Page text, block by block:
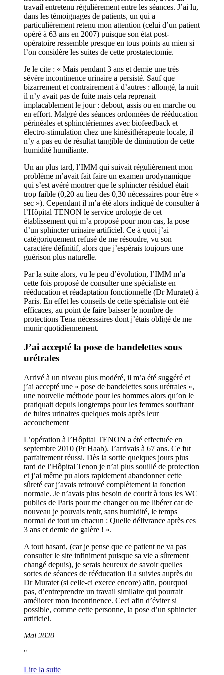
travail entretenu régulièrement entre les séances. J’ai lu,
dans les témoignages de patients, un qui a
particulièrement retenu mon attention (celui d’un patient
opéré à 63 ans en 2007) puisque son état post-
opératoire ressemble presque en tous points au mien si
l’on considère les suites de cette prostatectomie.
Je le cite : « Mais pendant 3 ans et demie une très
sévère incontinence urinaire a persisté. Sauf que
bizarrement et contrairement à d’autres : allongé, la nuit
il n’y avait pas de fuite mais cela reprenait
implacablement le jour : debout, assis ou en marche ou
en effort. Malgré des séances ordonnées de rééducation
périnéales et sphinctériennes avec biofeedback et
électro-stimulation chez une kinésithérapeute locale, il
n’y a pas eu de résultat tangible de diminution de cette
humidité humiliante.
Un an plus tard, l’IMM qui suivait régulièrement mon
problème m’avait fait faire un examen urodynamique
qui s’est avéré montrer que le sphincter résiduel était
trop faible (0,20 au lieu des 0,30 nécessaires pour être «
sec »). Cependant il m’a été alors indiqué de consulter à
l’Hôpital TENON le service urologie de cet
établissement qui m’a proposé pour mon cas, la pose
d’un sphincter urinaire artificiel. Ce à quoi j’ai
catégoriquement refusé de me résoudre, vu son
caractère définitif, alors que j’espérais toujours une
guérison plus naturelle.
Par la suite alors, vu le peu d’évolution, l’IMM m’a
cette fois proposé de consulter une spécialiste en
rééducation et réadaptation fonctionnelle (Dr Muratet) à
Paris. En effet les conseils de cette spécialiste ont été
efficaces, au point de faire baisser le nombre de
protections Tena nécessaires dont j’étais obligé de me
munir quotidiennement.
J’ai accepté la pose de bandelettes sous
urétrales
Arrivé à un niveau plus modéré, il m’a été suggéré et
j’ai accepté une « pose de bandelettes sous urétrales »,
une nouvelle méthode pour les hommes alors qu’on le
pratiquait depuis longtemps pour les femmes souffrant
de fuites urinaires quelques mois après leur
accouchement
L’opération à l’Hôpital TENON a été effectuée en
septembre 2010 (Pr Haab). J’arrivais à 67 ans. Ce fut
parfaitement réussi. Dès la sortie quelques jours plus
tard de l’Hôpital Tenon je n’ai plus souillé de protection
et j’ai même pu alors rapidement abandonner cette
sûreté car j’avais retrouvé complètement la fonction
normale. Je n’avais plus besoin de courir à tous les WC
publics de Paris pour me changer ou me libérer car de
nouveau je pouvais tenir, sans humidité, le temps
normal de tout un chacun : Quelle délivrance après ces
3 ans et demie de galère ! ».
A tout hasard, (car je pense que ce patient ne va pas
consulter le site infiniment puisque sa vie a sûrement
changé depuis), je serais heureux de savoir quelles
sortes de séances de rééducation il a suivies auprès du
Dr Muratet (si celle-ci exerce encore) afin, pourquoi
pas, d’entreprendre un travail similaire qui pourrait
améliorer mon incontinence. Ceci afin d’éviter si
possible, comme cette personne, la pose d’un sphincter
artificiel.
Mai 2020
Lire la suite